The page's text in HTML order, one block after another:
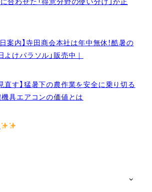
案内】寺田商会本社は年中無休！酷暑の
よけパラソル」販売中｜
直す】猛暑下の農作業を安全に乗り切る
機具エアコンの価値とは